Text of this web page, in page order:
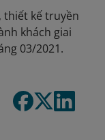
thiết kế truyền
khách giai
03/2021.